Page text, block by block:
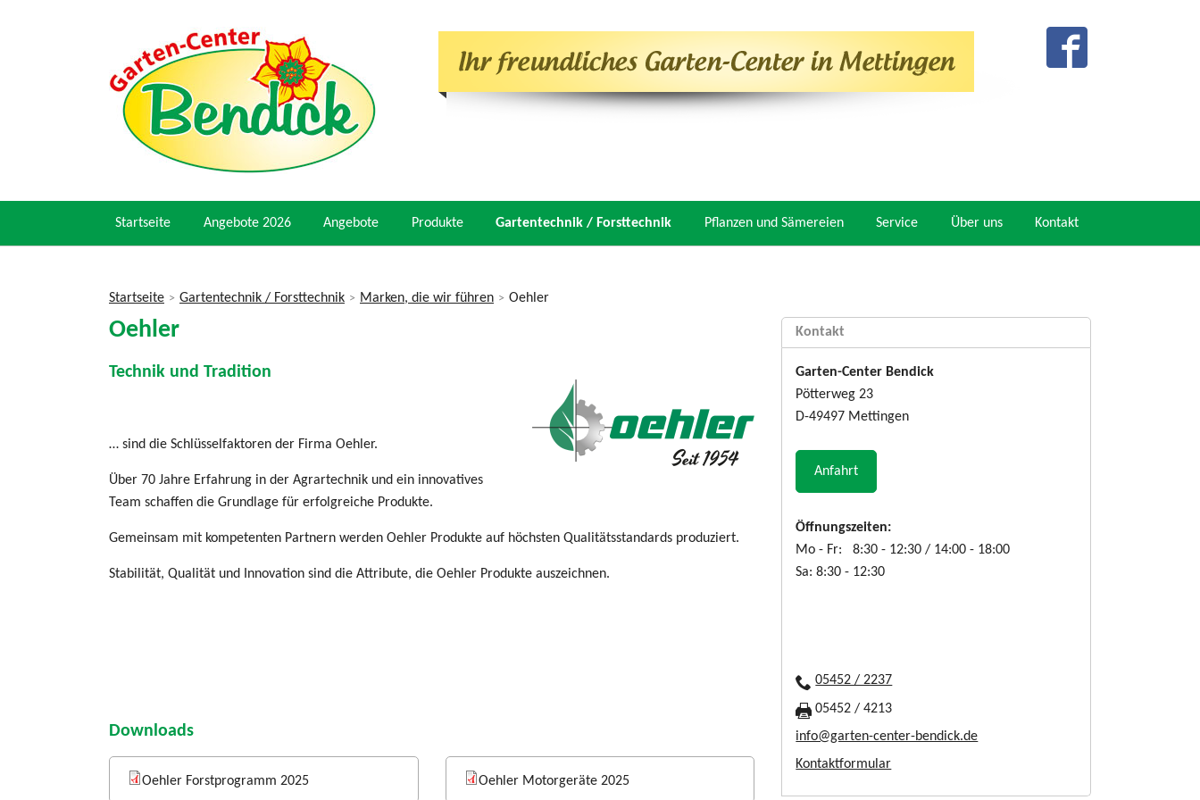
Startseite Angebote 2026 Angebote Produkte Gartentechnik / Forsttechnik Pflanzen und Sämereien Service Über uns Kontakt
sind
Startseite > Gartentechnik / Forsttechnik > Marken, die wir führen > Oehler
Oehler
Technik und Tradition
… sind die Schlüsselfaktoren der Firma Oehler.
Über 70 Jahre Erfahrung in der Agrartechnik und ein innovatives
Team schaffen die Grundlage für erfolgreiche Produkte.
Gemeinsam mit kompetenten Partnern werden Oehler Produkte auf höchsten Qualitätsstandards produziert.
Stabilität, Qualität und Innovation sind die Attribute, die Oehler Produkte auszeichnen.
Downloads
Oehler Forstprogramm 2025 Oehler Motorgeräte 2025
Kontakt
Garten-Center Bendick
Pötterweg 23
D-49497 Mettingen
Anfahrt
Öffnungszeiten:
Mo - Fr: 8:30 - 12:30 / 14:00 - 18:00
Sa: 8:30 - 12:30
05452 / 2237
05452 / 4213
info@garten-center-bendick.de
Kontaktformular